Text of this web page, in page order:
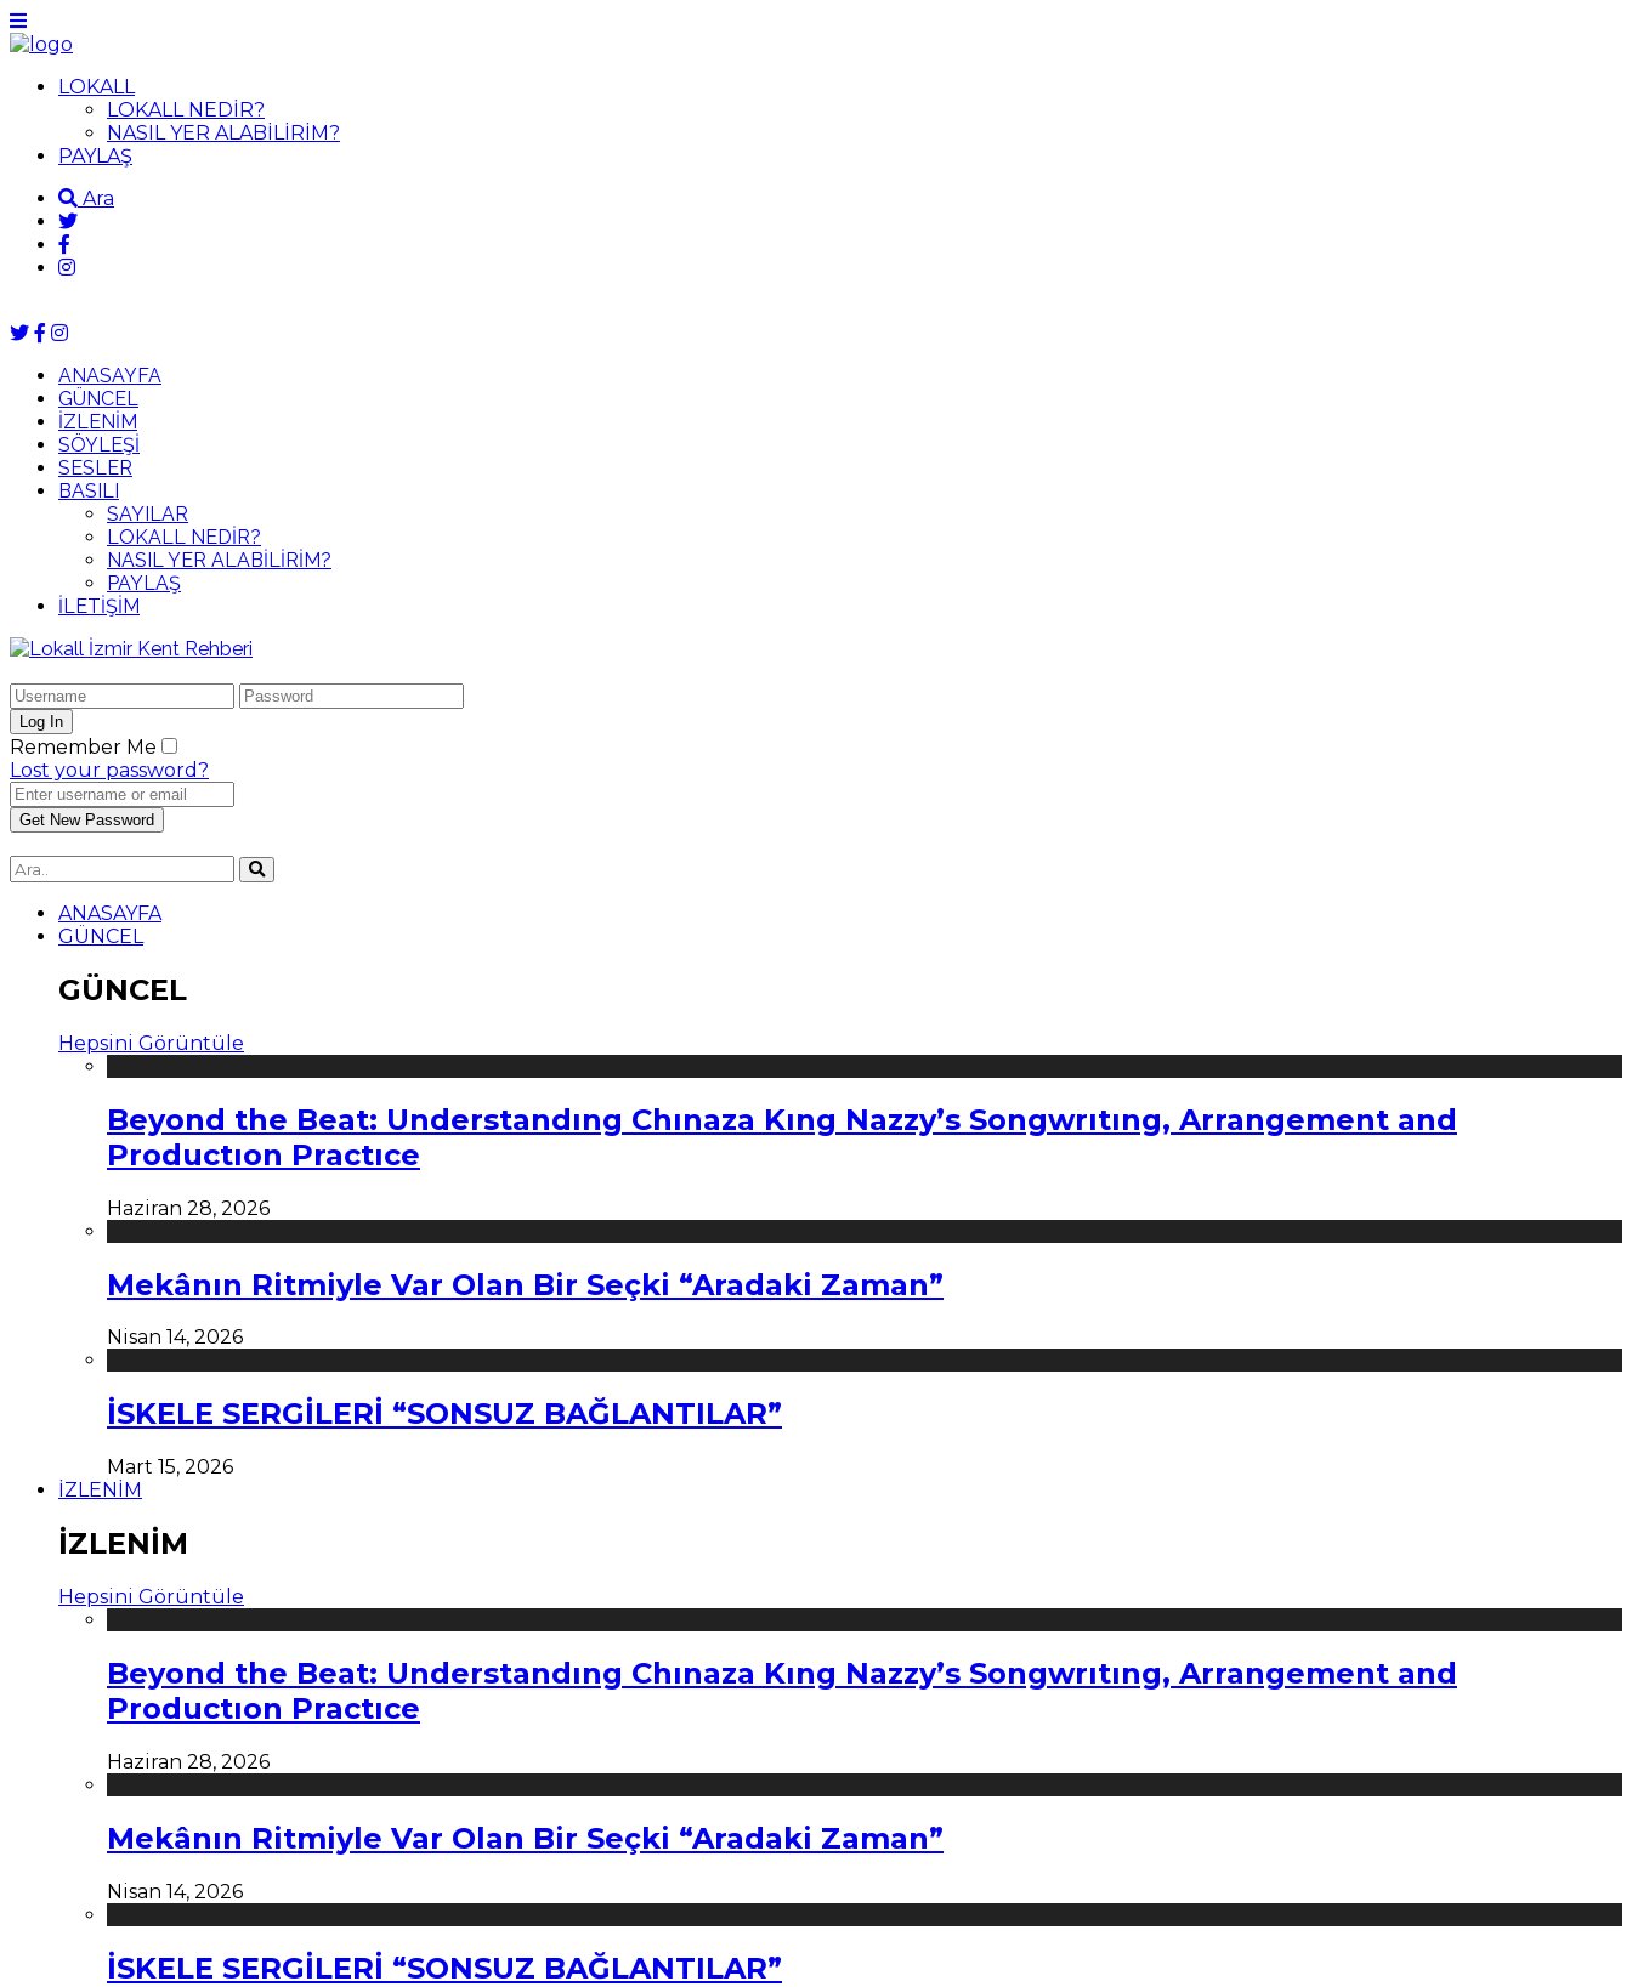
LOKALL
LOKALL NEDİR?
NASIL YER ALABİLİRİM?
PAYLAŞ
Ara
ANASAYFA
GÜNCEL
İZLENİM
SÖYLEŞİ
SESLER
BASILI
SAYILAR
LOKALL NEDİR?
NASIL YER ALABİLİRİM?
PAYLAŞ
İLETİŞİM
Remember Me
Lost your password?
ANASAYFA
GÜNCEL
GÜNCEL
Hepsini Görüntüle
Beyond the Beat: Understandıng Chınaza Kıng Nazzy’s Songwrıtıng, Arrangement and
Productıon Practıce
Haziran 28, 2026
Mekânın Ritmiyle Var Olan Bir Seçki “Aradaki Zaman”
Nisan 14, 2026
İSKELE SERGİLERİ “SONSUZ BAĞLANTILAR”
Mart 15, 2026
İZLENİM
İZLENİM
Hepsini Görüntüle
Beyond the Beat: Understandıng Chınaza Kıng Nazzy’s Songwrıtıng, Arrangement and
Productıon Practıce
Haziran 28, 2026
Mekânın Ritmiyle Var Olan Bir Seçki “Aradaki Zaman”
Nisan 14, 2026
İSKELE SERGİLERİ “SONSUZ BAĞLANTILAR”